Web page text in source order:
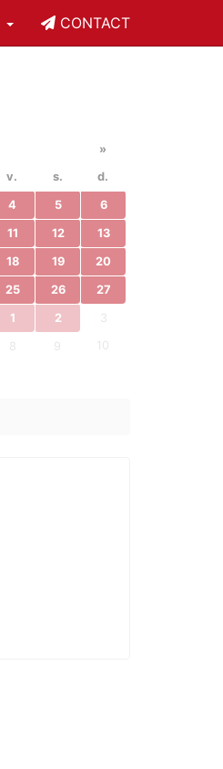
CONTACT
»
v. s. d.
4 5 6
11 12 13
18 19 20
25 26 27
1 2 3
8 9 10